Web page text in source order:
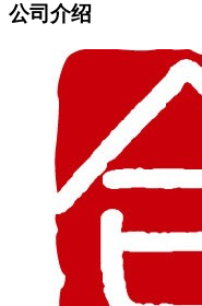
公司介绍